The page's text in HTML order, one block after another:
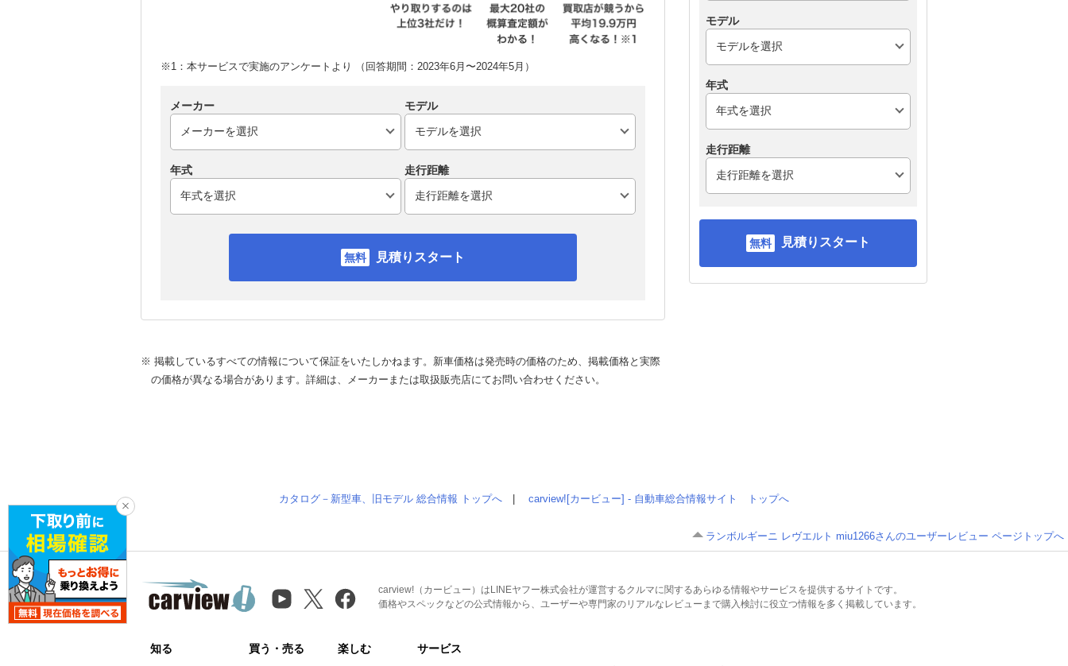
※1：本サービスで実施のアンケートより （回答期間：2023年6月〜2024年5月）
メーカー モデル
年式 走行距離
見積りスタート
※ 掲載しているすべての情報について保証をいたしかねます。新車価格は発売時の価格のため、掲載価格と実際
の価格が異なる場合があります。詳細は、メーカーまたは取扱販売店にてお問い合わせください。
モデル
年式
走行距離
見積りスタート
カタログ－新型車、旧モデル 総合情報 トップへ carview![カービュー] - 自動車総合情報サイト トップへ
ランボルギーニ レヴエルト miu1266さんのユーザーレビュー ページトップへ
carview!（カービュー）はLINEヤフー株式会社が運営するクルマに関するあらゆる情報やサービスを提供するサイトです。
価格やスペックなどの公式情報から、ユーザーや専門家のリアルなレビューまで購入検討に役立つ情報を多く掲載しています。
知る 買う・売る 楽しむ サービス